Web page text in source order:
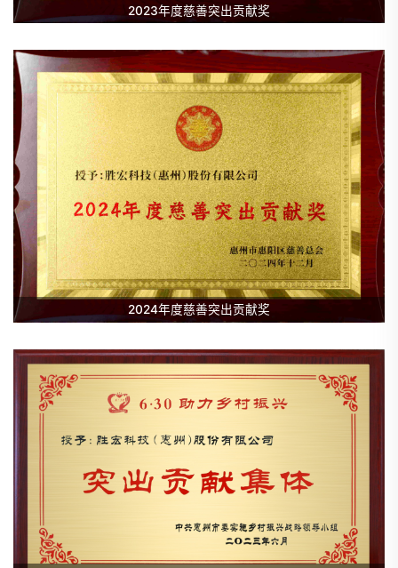
2023年度慈善突出贡献奖
2024年度慈善突出贡献奖